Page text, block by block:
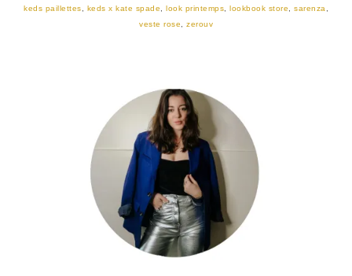
keds paillettes, keds x kate spade, look printemps, lookbook store, sarenza,
veste rose, zerouv